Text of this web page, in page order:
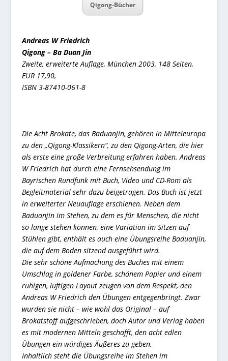
Qigong-Bücher
Andreas W Friedrich
Qigong – Ba Duan Jin
Zweite, erweiterte Auflage, München 2003, 148 Seiten,
EUR 17,90,
ISBN 3-87410-061-8
Die Acht Brokate, das Baduanjin, gehören in Mitteleuropa
zu den „Qigong-Klassikern“, zu den Qigong-Arten, die hier
als erste eine große Verbreitung erfahren haben. Andreas
W Friedrich hat durch eine Fernsehsendung im
Bayrischen Rundfunk mit Buch, Video und CD-Rom als
Begleitmaterial sehr dazu beigetragen. Das Buch ist jetzt
in erweiterter Neuauflage erschienen. Neben dem
Baduanjin im Stehen, zu dem es für Menschen, die nicht
so lange stehen können, eine Variation im Sitzen auf
Stühlen gibt, enthält es auch eine Übungsreihe Baduanjin,
die auf dem Boden sitzend ausgeführt wird.
Die sehr schöne Aufmachung des Buches mit einem
Umschlag in goldener Farbe, schönem Papier und einem
ruhigen, luftigen Layout zeugen von dem Respekt, den
Andreas W Friedrich den Übungen entgegenbringt. Zwar
wurden sie nicht – wie wohl das Original – auf
Brokatstoff aufgeschrieben, doch Autor und Verlag haben
es mit modernen Mitteln geschafft, den acht edlen
Übungen ein würdiges Äußeres zu geben.
Inhaltlich steht die Übungsreihe im Stehen im